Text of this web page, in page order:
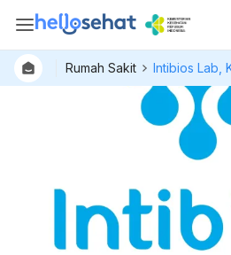
Rumah Sakit
Hospital